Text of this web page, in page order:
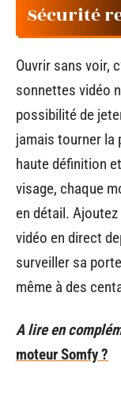
Sécurité
Ouvrir sans voir,
sonnettes vidéo
possibilité de
jamais tourner la
haute définition
visage, chaque
en détail.
vidéo en direct
surveiller sa
même à des
A lire en
moteur Somfy ?